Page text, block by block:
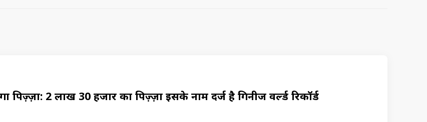
पिज़्ज़ा: ₹2 लाख 30 हजार का पिज़्ज़ा इसके नाम दर्ज है गिनीज वर्ल्ड रिकॉर्ड